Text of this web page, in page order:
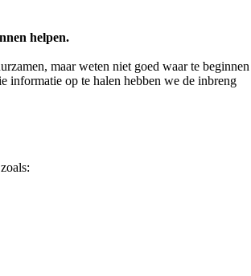
helpen.
maar weten niet goed waar te beginnen
informatie op te halen hebben we de inbreng